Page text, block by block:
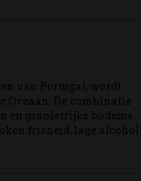
van Portugal, wordt
Oceaan. De combinatie
en granietrijke bodems
frisheid, lage alcohol